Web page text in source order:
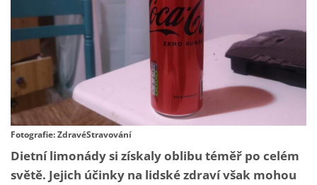
Fotografie: ZdravéStravování
Dietní limonády si získaly oblibu téměř po celém
světě. Jejich účinky na lidské zdraví však mohou